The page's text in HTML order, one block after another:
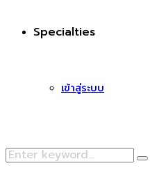
Specialties
เข้าสู่ระบบ
Search
Search